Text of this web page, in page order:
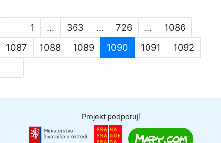
1 ... 363 ... 726 ...
1086
1087
1088 1089 1090 1091 1092
Projekt podporují